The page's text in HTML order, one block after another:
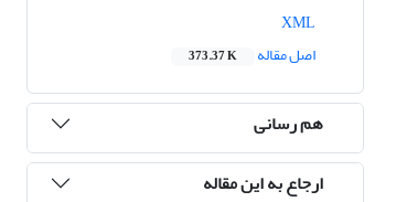
اصل مقاله
373.37 K
هم رسانی
ارجاع به این مقاله